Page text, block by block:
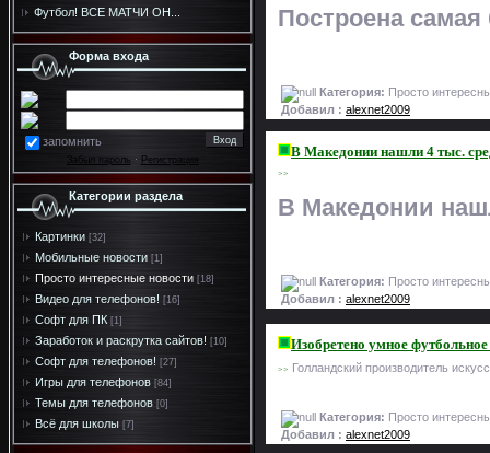
Футбол! ВСЕ МАТЧИ ОН...
Форма входа
запомнить
Забыл пароль · Регистрация
Категории раздела
Картинки [32]
Мобильные новости [1]
Просто интересные новости [18]
Видео для телефонов! [16]
Софт для ПК [1]
Заработок и раскрутка сайтов! [10]
Софт для телефонов! [27]
Игры для телефонов [84]
Темы для телефонов [0]
Всё для школы [7]
Построена
Категория: Просто
Добавил : alexnet2009
В Македонии нашли 4 тыс.
>>
В Македонии
Категория: Просто
Добавил : alexnet2009
Изобретено умное футбольное
>> Голландский производитель
Категория: Просто
Добавил : alexnet2009